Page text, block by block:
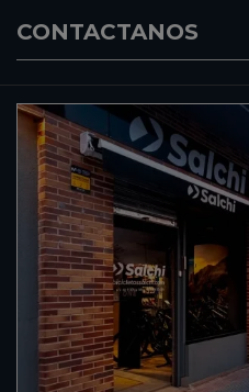
CONTACTANOS